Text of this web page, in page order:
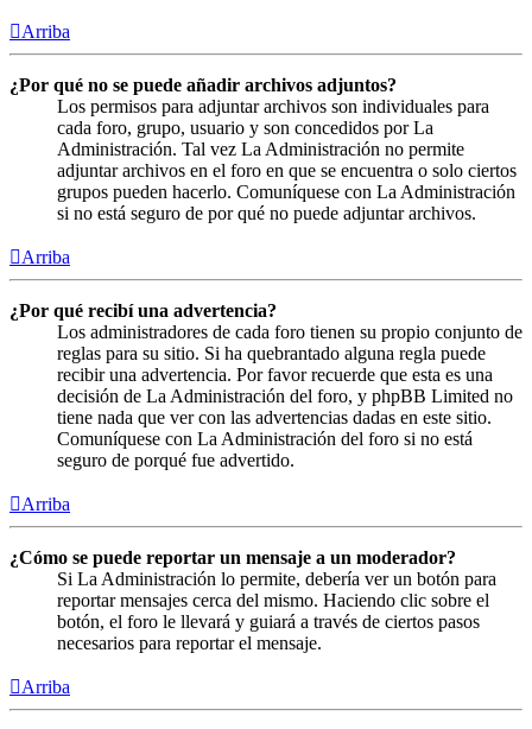
Arriba
¿Por qué no se puede añadir archivos adjuntos?
Los permisos para adjuntar archivos son individuales para
cada foro, grupo, usuario y son concedidos por La
Administración. Tal vez La Administración no permite
adjuntar archivos en el foro en que se encuentra o solo ciertos
grupos pueden hacerlo. Comuníquese con La Administración
si no está seguro de por qué no puede adjuntar archivos.
Arriba
¿Por qué recibí una advertencia?
Los administradores de cada foro tienen su propio conjunto de
reglas para su sitio. Si ha quebrantado alguna regla puede
recibir una advertencia. Por favor recuerde que esta es una
decisión de La Administración del foro, y phpBB Limited no
tiene nada que ver con las advertencias dadas en este sitio.
Comuníquese con La Administración del foro si no está
seguro de porqué fue advertido.
Arriba
¿Cómo se puede reportar un mensaje a un moderador?
Si La Administración lo permite, debería ver un botón para
reportar mensajes cerca del mismo. Haciendo clic sobre el
botón, el foro le llevará y guiará a través de ciertos pasos
necesarios para reportar el mensaje.
Arriba